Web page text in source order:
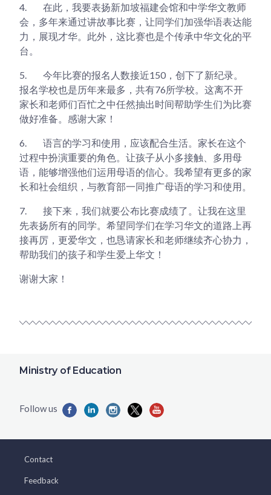
4.
在此，我要表扬新加坡福建会馆和中学华文教师
会，多年来通过讲故事比赛，让同学们加强华语表达能
力，展现才华。此外，这比赛也是个传承中华文化的平
台。
5.
今年比赛的报名人数接近150，创下了新纪录。
报名学校也是历年来最多，共有76所学校。这离不开
家长和老师们百忙之中任然抽出时间帮助学生们为比赛
做好准备。感谢大家！
6.
语言的学习和使用，应该配合生活。家长在这个
过程中扮演重要的角色。让孩子从小多接触、多用母
语，能够增强他们运用母语的信心。我希望有更多的家
长和社会组织，与教育部一同推广母语的学习和使用。
7.
接下来，我们就要公布比赛成绩了。让我在这里
先表扬所有的同学。希望同学们在学习华文的道路上再
接再厉，更爱华文，也恳请家长和老师继续齐心协力，
帮助我们的孩子和学生爱上华文！
谢谢大家！
Ministry of Education
Contact
Feedback